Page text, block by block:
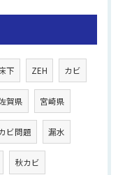
下 ZEH カビ
賀県 宮崎県
ビ問題 漏水
秋カビ